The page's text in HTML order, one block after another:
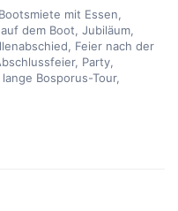
Bootsmiete mit Essen,
dem Boot, Jubiläum,
Feier nach der
Party,
Bosporus-Tour,